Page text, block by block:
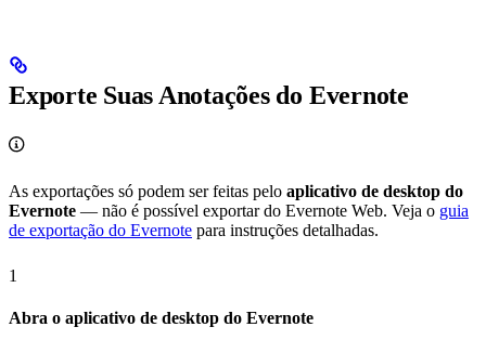
Exporte Suas Anotações do Evernote
As exportações só podem ser feitas pelo aplicativo de desktop do
Evernote — não é possível exportar do Evernote Web. Veja o guia
de exportação do Evernote para instruções detalhadas.
1
Abra o aplicativo de desktop do Evernote